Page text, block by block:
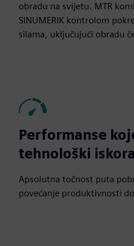
obradu na svijetu. MTR
SINUMERIK kontrolom
silama, uključujući obradu
Performanse
tehnološki
Apsolutna točnost puta
povećanje produktivnosti